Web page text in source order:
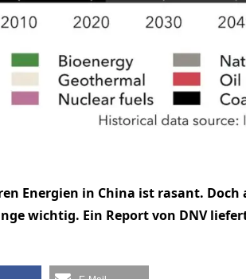
Energien in China ist rasant. Doch
wichtig. Ein Report von DNV